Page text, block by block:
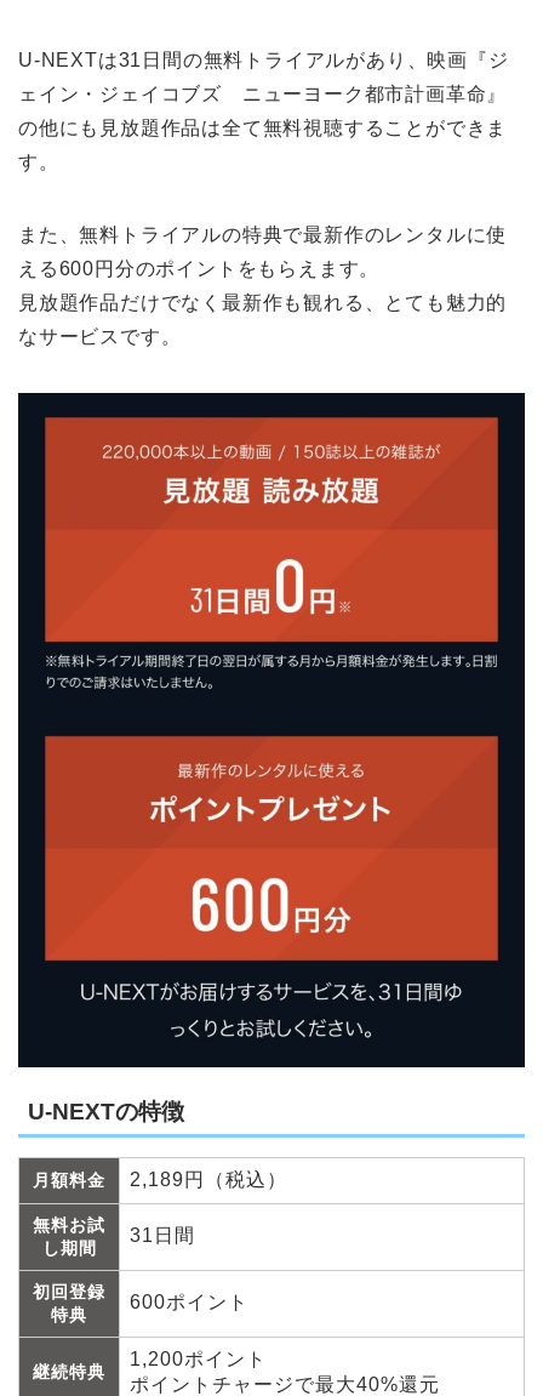
U-NEXTは31日間の無料トライアルがあり、映画『ジ
ェイン・ジェイコブズ ニューヨーク都市計画革命』
の他にも見放題作品は全て無料視聴することができま
す。
また、無料トライアルの特典で最新作のレンタルに使
える600円分のポイントをもらえます。
見放題作品だけでなく最新作も観れる、とても魅力的
なサービスです。
U-NEXTの特徴
月額料金 2,189円（税込）
無料お試
し期間
31日間
初回登録
特典
600ポイント
継続特典
1,200ポイント
ポイントチャージで最大40%還元